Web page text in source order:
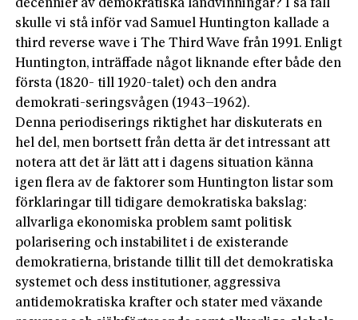
decennier av demokratiska landvinningar? I så fall
skulle vi stå inför vad Samuel Huntington kallade a
third reverse wave i The Third Wave från 1991. Enligt
Huntington, inträffade något liknande efter både den
första (1820- till 1920-talet) och den andra
demokrati-seringsvågen (1943–1962).
Denna periodiserings riktighet har diskuterats en
hel del, men bortsett från detta är det intressant att
notera att det är lätt att i dagens situation känna
igen flera av de faktorer som Huntington listar som
förklaringar till tidigare demokratiska bakslag:
allvarliga ekonomiska problem samt politisk
polarisering och instabilitet i de existerande
demokratierna, bristande tillit till det demokratiska
systemet och dess institutioner, aggressiva
antidemokratiska krafter och stater med växande